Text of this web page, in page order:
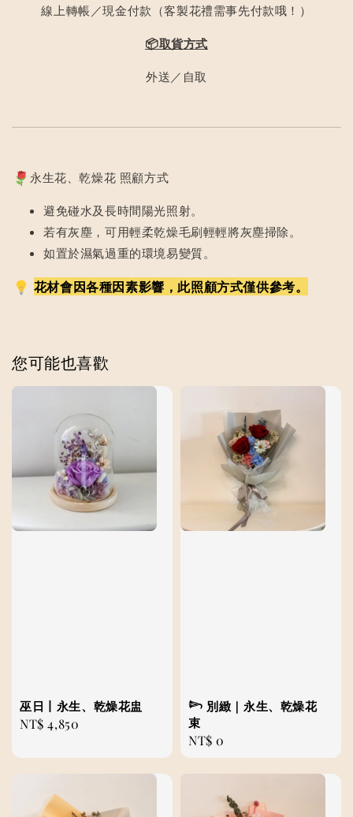
線上轉帳／現金付款（客製花禮需事先付款哦！）
📦取貨方式
外送／自取
永生花、乾燥花 照顧方式
避免碰水及長時間陽光照射。
若有灰塵，可用輕柔乾燥毛刷輕輕將灰塵掃除。
如置於濕氣過重的環境易變質。
花材會因各種因素影響，此照顧方式僅供參考。
您可能也喜歡
巫日丨永生、乾燥花盅
Regular
NT$ 4,850
𓆸 別緻｜永生、乾燥花
束
Regular
price
NT$ 0